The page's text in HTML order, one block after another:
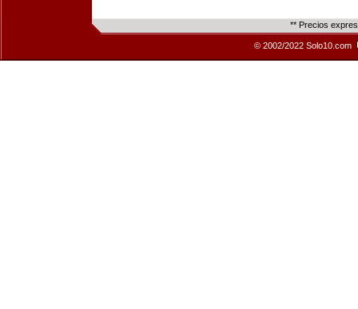
** Precios
© 2002/2022 Solo10.com